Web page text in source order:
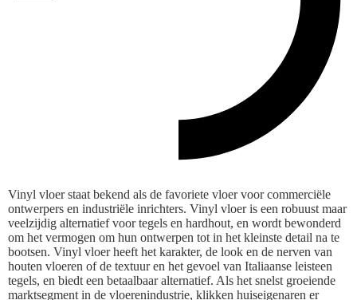
Vinyl vloer staat bekend als de favoriete vloer voor commerciële
ontwerpers en industriële inrichters. Vinyl vloer is een robuust maar
veelzijdig alternatief voor tegels en hardhout, en wordt bewonderd
om het vermogen om hun ontwerpen tot in het kleinste detail na te
bootsen. Vinyl vloer heeft het karakter, de look en de nerven van
houten vloeren of de textuur en het gevoel van Italiaanse leisteen
tegels, en biedt een betaalbaar alternatief. Als het snelst groeiende
marktsegment in de vloerenindustrie, klikken huiseigenaren er